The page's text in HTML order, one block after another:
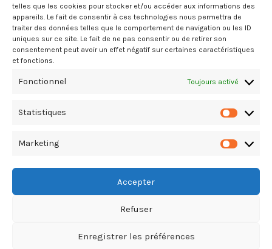
telles que les cookies pour stocker et/ou accéder aux informations des
appareils. Le fait de consentir à ces technologies nous permettra de
traiter des données telles que le comportement de navigation ou les ID
uniques sur ce site. Le fait de ne pas consentir ou de retirer son
consentement peut avoir un effet négatif sur certaines caractéristiques
et fonctions.
Fonctionnel Toujours activé
Statistiques
Marketing
Accepter
Refuser
Enregistrer les préférences
Annuaire
Besoin d’un professionnel ?
Mentions légales
Politique de cookies (UE)